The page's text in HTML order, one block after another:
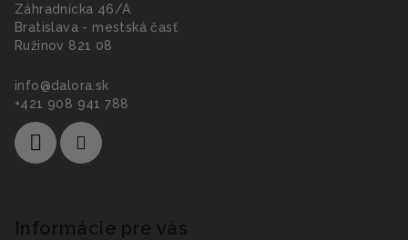
Záhradnícka 46/A
Bratislava - mestská časť
Ružinov 821 08
info@dalora.sk
+421 908 941 788
Informácie pre vás